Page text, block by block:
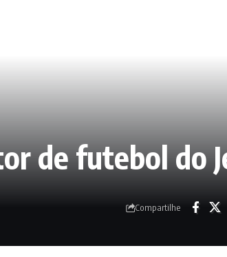
de futebol do
Compartilhe